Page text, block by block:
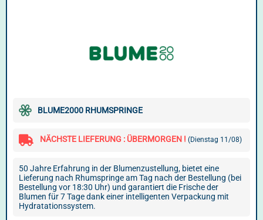
BLUME2000 RHUMSPRINGE
NÄCHSTE LIEFERUNG : ÜBERMORGEN ! (Dienstag 11/08)
50 Jahre Erfahrung in der Blumenzustellung, bietet eine
Lieferung nach Rhumspringe am Tag nach der Bestellung (bei
Bestellung vor 18:30 Uhr) und garantiert die Frische der
Blumen für 7 Tage dank einer intelligenten Verpackung mit
Hydratationssystem.